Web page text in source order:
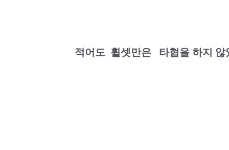
적어도 휠셋만은 타협을 하지 않